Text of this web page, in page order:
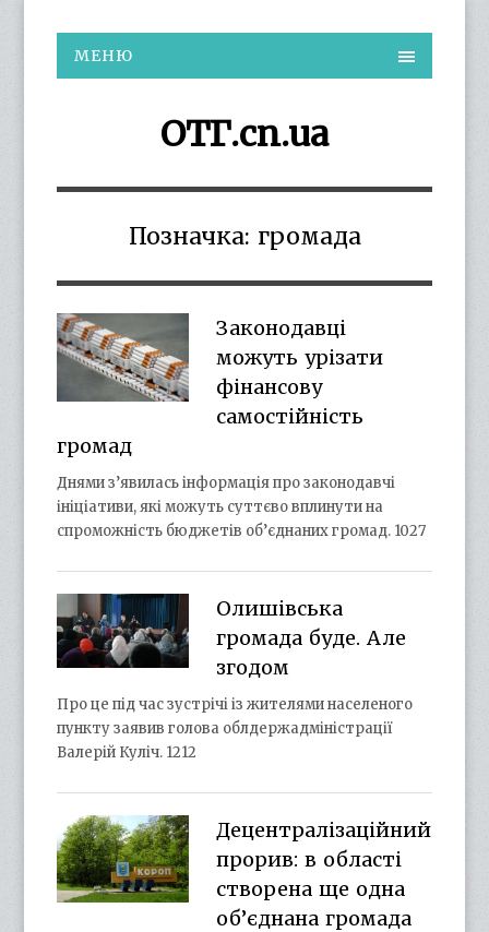
МЕНЮ
ОТГ.cn.ua
Позначка: громада
Законодавці
можуть урізати
фінансову
самостійність
громад
Днями з’явилась інформація про законодавчі
ініціативи, які можуть суттєво вплинути на
спроможність бюджетів об’єднаних громад. 1027
Олишівська
громада буде. Але
згодом
Про це під час зустрічі із жителями населеного
пункту заявив голова облдержадміністрації
Валерій Куліч. 1212
Децентралізаційний
прорив: в області
створена ще одна
об’єднана громада